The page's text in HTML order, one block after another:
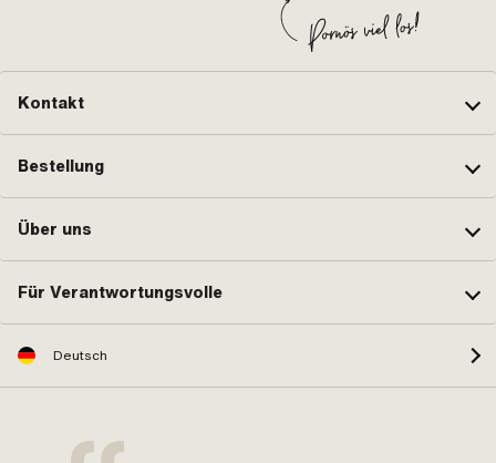
Kontakt
Bestellung
Über uns
Für Verantwortungsvolle
Deutsch